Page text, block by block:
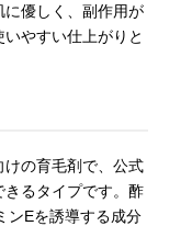
に優しく、副作用が
やすい仕上がりと
けの育毛剤で、公式
るタイプです。酢
ンEを誘導する成分